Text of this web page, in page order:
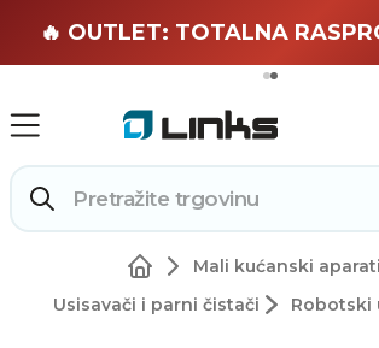
🏄 Zaslužuješ odmor
🔥 OUTLET: TOTALNA
Mali kućanski aparati
Usisavači i parni čistači
Robotski